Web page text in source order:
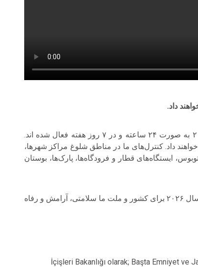
«۳۷۵ وسیله نقلیه سیار مهاجرت ما در ۸۱ استانمان از ۲۲ دسامبر ۲۰۲۵ به صورت ۲۴ ساعته و در ۷ روز هفته فعال شده اند.
خود ادامه خواهند داد. کنترل‌های ما در مناطق شلوغ مراکز شهرها،
ایستگاه‌های قطار و فرودگاه‌ها، پارک‌ها، بوستان
علی ‌یرلیکایا، وزیر کشور، در پیام سال نو خود اظهار داشت: «امیدواریم سال ۲۰۲۶ برای کشور و ملت ما سلامتی، آرامش و رفاه
İçişleri Bakanlığı olarak; Başta Emniyet ve